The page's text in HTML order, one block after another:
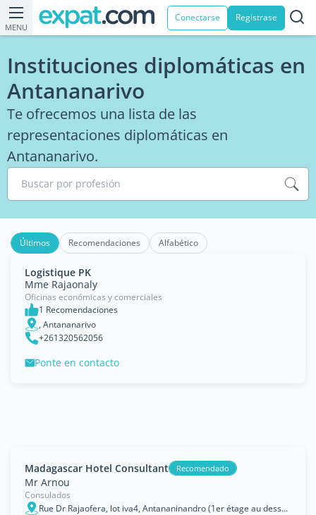
MENU
Conectarse Registrase
Instituciones diplomáticas en
Antananarivo
Te ofrecemos una lista de las
representaciones diplomáticas en
Antananarivo.
Buscar por profesión
Últimos Recomendaciones Alfabético
Logistique PK
Mme Rajaonaly
Oficinas económicas y comerciales
1 Recomendaciones
, Antananarivo
+261320562056
Ponte en contacto
Madagascar Hotel Consultant Recomendado
Mr Arnou
Consulados
Rue Dr Rajaofera, lot iva4, Antananinandro (1er étage au dessus de Pc Up Grade), 101, Antananarivo